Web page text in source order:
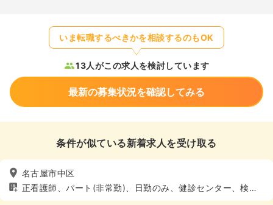
いま転職するべきかを相談するのもOK
13人がこの求人を検討しています
最新の募集状況を確認してみる
条件が似ている新着求人を受け取る
名古屋市中区
正看護師、パート(非常勤)、日勤のみ、健診センター、検
診・健診